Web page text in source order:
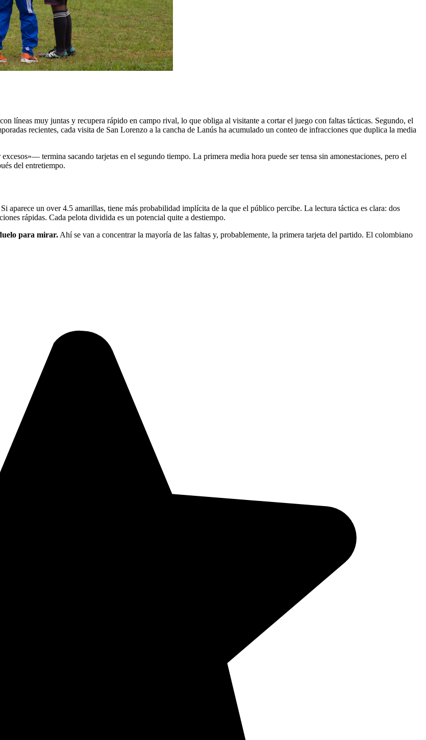
líneas muy juntas y recupera rápido en campo rival, lo que obliga al visitante a cortar el juego con faltas tácticas. Segundo, el
recientes, cada visita de San Lorenzo a la cancha de Lanús ha acumulado un conteo de infracciones que duplica la media
termina sacando tarjetas en el segundo tiempo. La primera media hora puede ser tensa sin amonestaciones, pero el
del entretiempo.
aparece un over 4.5 amarillas, tiene más probabilidad implícita de la que el público percibe. La lectura táctica es clara: dos
rápidas. Cada pelota dividida es un potencial quite a destiempo.
para mirar.Ahí se van a concentrar la mayoría de las faltas y, probablemente, la primera tarjeta del partido. El colombiano